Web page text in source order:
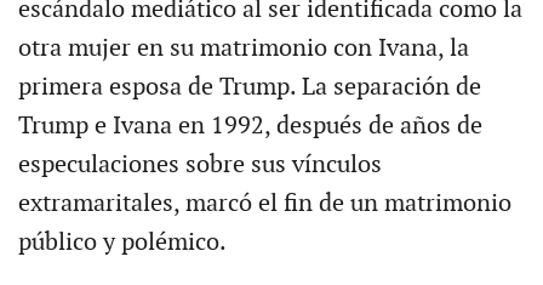
escándalo mediático al ser identificada como la
otra mujer en su matrimonio con Ivana, la
primera esposa de Trump. La separación de
Trump e Ivana en 1992, después de años de
especulaciones sobre sus vínculos
extramaritales, marcó el fin de un matrimonio
público y polémico.